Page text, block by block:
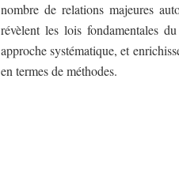
nombre de relations majeures
révèlent les lois fondamentales
approche systématique, et
en termes de méthodes.